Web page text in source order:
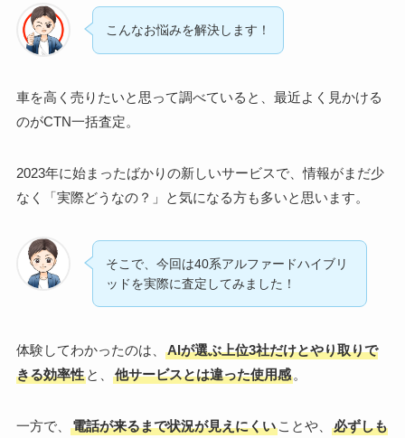
こんなお悩みを解決します！
車を高く売りたいと思って調べていると、最近よく見かける
のがCTN一括査定。
2023年に始まったばかりの新しいサービスで、情報がまだ少
なく「実際どうなの？」と気になる方も多いと思います。
そこで、今回は40系アルファードハイブリ
ッドを実際に査定してみました！
体験してわかったのは、
AIが選ぶ上位3社だけとやり取りで
きる効率性と、 他サービスとは違った使用感。
一方で、 電話が来るまで状況が見えにくいことや、
必ずしも